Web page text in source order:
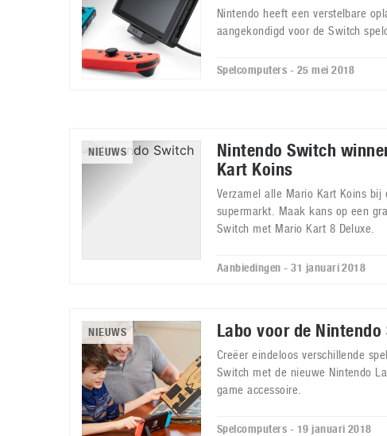
Nintendo heeft een verstelbare
aangekondigd voor de Switch
Spelcomputers - 25 mei 2018
NIEUWS
Nintendo Switch
Kart Koins
Verzamel alle Mario Kart Koins bij
supermarkt. Maak kans op een
Switch met Mario Kart 8 Deluxe.
Aanbiedingen - 31 januari 2018
NIEUWS Labo voor de Nintendo
Creëer eindeloos verschillende
Switch met de nieuwe Nintendo
game accessoire.
Spelcomputers - 19 januari 2018